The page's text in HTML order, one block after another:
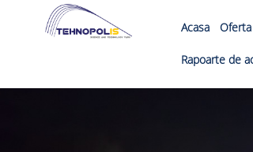
Acasa Oferta
Rapoarte de